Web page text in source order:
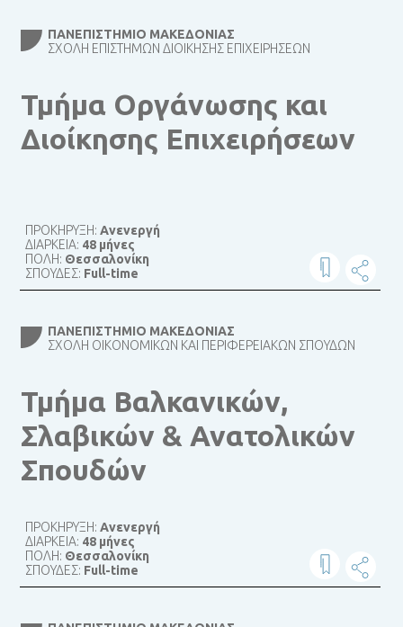
ΠΑΝΕΠΙΣΤΉΜΙΟ ΜΑΚΕΔΟΝΊΑΣ
ΣΧΟΛΉ ΕΠΙΣΤΗΜΏΝ ΔΙΟΊΚΗΣΗΣ ΕΠΙΧΕΙΡΉΣΕΩΝ
Τμήμα Οργάνωσης και
Διοίκησης Επιχειρήσεων
ΠΡΟΚΗΡΥΞΗ:Ανενεργή
ΔΙΑΡΚΕΙΑ: 48 μήνες
ΠΟΛΗ: Θεσσαλονίκη
ΣΠΟΥΔΕΣ: Full-time
ΠΑΝΕΠΙΣΤΉΜΙΟ ΜΑΚΕΔΟΝΊΑΣ
ΣΧΟΛΉ ΟΙΚΟΝΟΜΙΚΏΝ ΚΑΙ ΠΕΡΙΦΕΡΕΙΑΚΏΝ ΣΠΟΥΔΏΝ
Τμήμα Βαλκανικών,
Σλαβικών & Ανατολικών
Σπουδών
ΠΡΟΚΗΡΥΞΗ:Ανενεργή
ΔΙΑΡΚΕΙΑ: 48 μήνες
ΠΟΛΗ: Θεσσαλονίκη
ΣΠΟΥΔΕΣ: Full-time